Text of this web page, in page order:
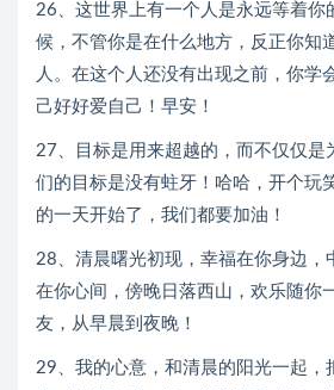
26、这世界上有一个人是永远等着你
候，不管你是在什么地方，反正你知
人。在这个人还没有出现之前，你学
己好好爱自己！早安！
27、目标是用来超越的，而不仅仅是
们的目标是没有蛀牙！哈哈，开个玩
的一天开始了，我们都要加油！
28、清晨曙光初现，幸福在你身边，
在你心间，傍晚日落西山，欢乐随你
友，从早晨到夜晚！
29、我的心意，和清晨的阳光一起，